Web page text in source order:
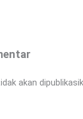
akan